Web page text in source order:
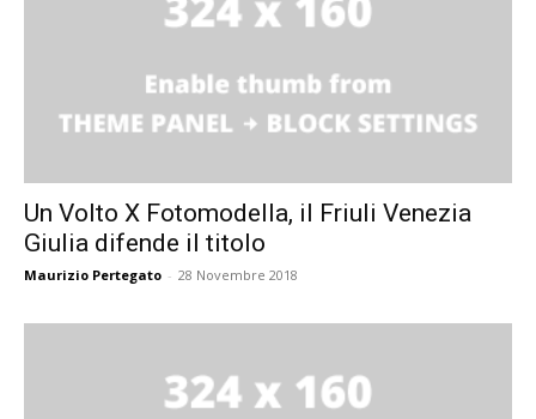
Un Volto X Fotomodella, il Friuli Venezia
Giulia difende il titolo
Maurizio Pertegato - 28 Novembre 2018